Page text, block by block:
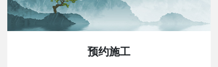
预约施工